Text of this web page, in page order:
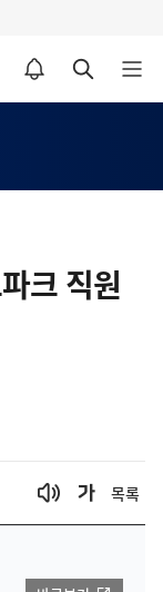
알림설정 바로가기 검색 바로가기 메뉴 열기
크 직원
목록